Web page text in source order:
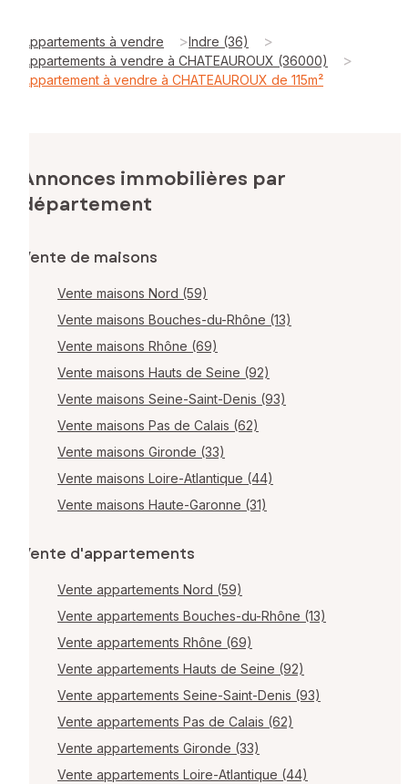
Appartements à vendre > Indre (36) >
Appartements à vendre à CHATEAUROUX (36000) >
Appartement à vendre à CHATEAUROUX de 115m²
Annonces immobilières par
département
Vente de maisons
Vente maisons Nord (59)
Vente maisons Bouches-du-Rhône (13)
Vente maisons Rhône (69)
Vente maisons Hauts de Seine (92)
Vente maisons Seine-Saint-Denis (93)
Vente maisons Pas de Calais (62)
Vente maisons Gironde (33)
Vente maisons Loire-Atlantique (44)
Vente maisons Haute-Garonne (31)
Vente d'appartements
Vente appartements Nord (59)
Vente appartements Bouches-du-Rhône (13)
Vente appartements Rhône (69)
Vente appartements Hauts de Seine (92)
Vente appartements Seine-Saint-Denis (93)
Vente appartements Pas de Calais (62)
Vente appartements Gironde (33)
Vente appartements Loire-Atlantique (44)